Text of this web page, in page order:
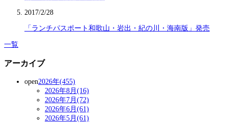
2017/2/28
「ランチパスポート和歌山・岩出・紀の川・海南版」発売
一覧
アーカイブ
open2026年(455)
2026年8月(16)
2026年7月(72)
2026年6月(61)
2026年5月(61)